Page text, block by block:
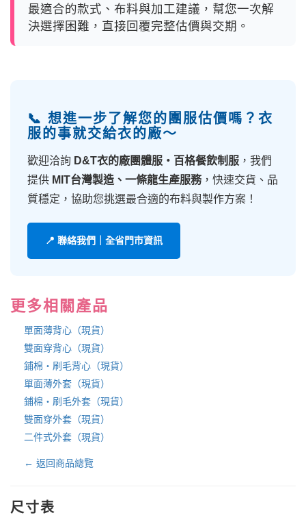
最適合的款式、布料與加工建議，幫您一次解
決選擇困難，直接回覆完整估價與交期。
📞 想進一步了解您的團服估價嗎？衣
服的事就交給衣的廠～
歡迎洽詢 D&T衣的廠團體服・百格餐飲制服 ，我們
提供 MIT台灣製造、一條龍生產服務，快速交貨、品
質穩定，協助您挑選最合適的布料與製作方案！
📍 聯絡我們｜全省門市資訊
更多相關產品
單面薄背心（現貨）
雙面穿背心（現貨）
鋪棉・刷毛背心（現貨）
單面薄外套（現貨）
鋪棉・刷毛外套（現貨）
雙面穿外套（現貨）
二件式外套（現貨）
← 返回商品總覽
尺寸表